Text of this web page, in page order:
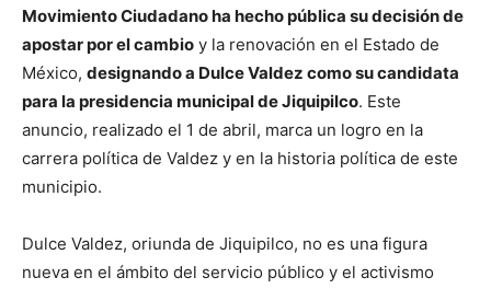
Movimiento Ciudadano ha hecho pública su decisión de
apostar por el cambio y la renovación en el Estado de
México, designando a Dulce Valdez como su candidata
para la presidencia municipal de Jiquipilco. Este
anuncio, realizado el 1 de abril, marca un logro en la
carrera política de Valdez y en la historia política de este
municipio.
Dulce Valdez, oriunda de Jiquipilco, no es una figura
nueva en el ámbito del servicio público y el activismo